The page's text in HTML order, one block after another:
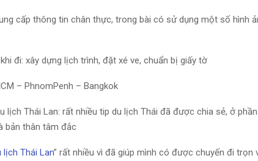
cấp thông tin chân thực, trong bài có sử dụng một số hình
đi: xây dựng lịch trình, đặt xé ve, chuẩn bị giấy tờ
– PhnomPenh – Bangkok
lịch Thái Lan: rất nhiều tip du lịch Thái đã được chia sẻ, ở
bản thân tâm đắc
lịch Thái Lan” rất nhiều vì đã giúp mình có được chuyến đi trọn